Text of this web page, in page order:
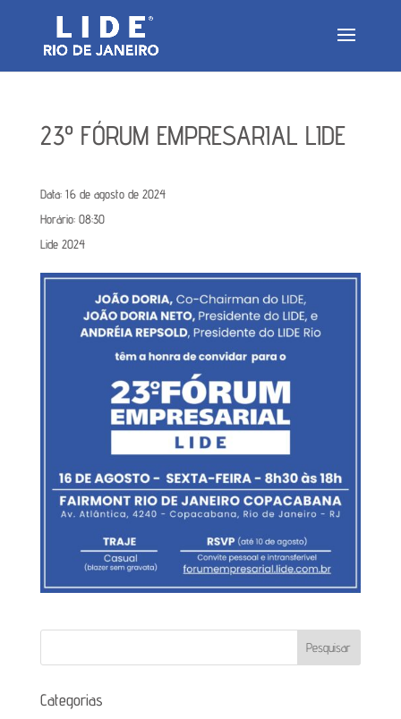
23º FÓRUM EMPRESARIAL LIDE
Data: 16 de agosto de 2024
Horário: 08:30
Lide 2024
Categorias